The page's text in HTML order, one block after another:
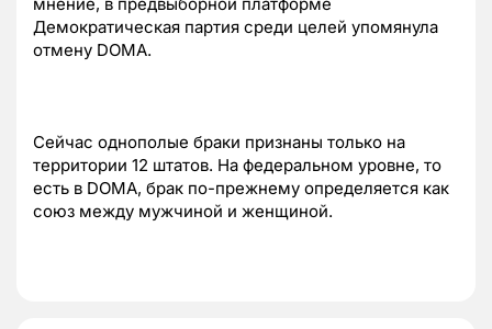
мнение, в предвыборной платформе
Демократическая партия среди целей упомянула
отмену DOMA.
Сейчас однополые браки признаны только на
территории 12 штатов. На федеральном уровне, то
есть в DOMA, брак по-прежнему определяется как
союз между мужчиной и женщиной.